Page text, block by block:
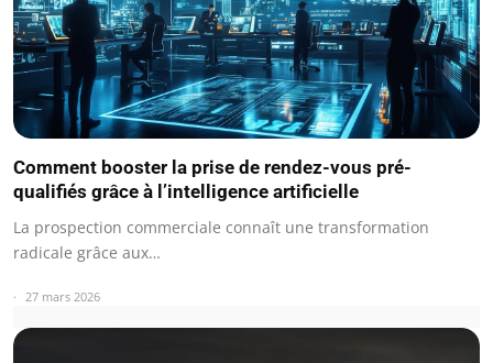
Comment booster la prise de rendez-vous pré-
qualifiés grâce à l’intelligence artificielle
La prospection commerciale connaît une transformation
radicale grâce aux…
27 mars 2026